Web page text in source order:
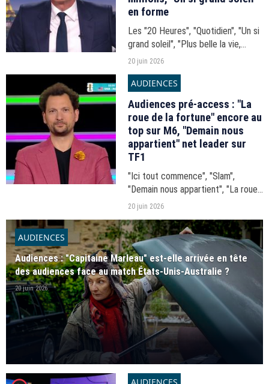
en forme
Les "20 Heures", "Quotidien", "Un si
grand soleil", "Plus belle la vie,
encore plus belle"... Les audiences
2026.
20 juin 2026
AUDIENCES
Audiences pré-access : "La
roue de la fortune" encore au
top sur M6, "Demain nous
appartient" net leader sur
TF1
"Ici tout commence", "Slam",
"Demain nous appartient", "La roue
de la fortune"... Les audiences du
20 juin 2026
AUDIENCES
Audiences : "Capitaine Marleau" est-elle arrivée en tête
des audiences face au match États-Unis-Australie ?
20 juin 2026